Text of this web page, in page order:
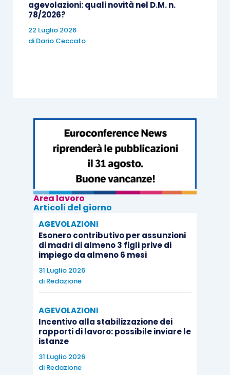
agevolazioni: quali novità nel D.M. n.
78/2026?
22 Luglio 2026
di Dario Ceccato
Area lavoro
Articoli del giorno
AGEVOLAZIONI
Esonero contributivo per assunzioni
di madri di almeno 3 figli prive di
impiego da almeno 6 mesi
31 Luglio 2026
di Redazione
AGEVOLAZIONI
Incentivo alla stabilizzazione dei
rapporti di lavoro: possibile inviare le
istanze
31 Luglio 2026
di Redazione